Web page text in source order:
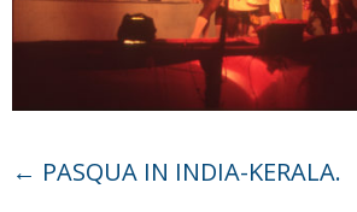
← PASQUA IN INDIA-KERALA.